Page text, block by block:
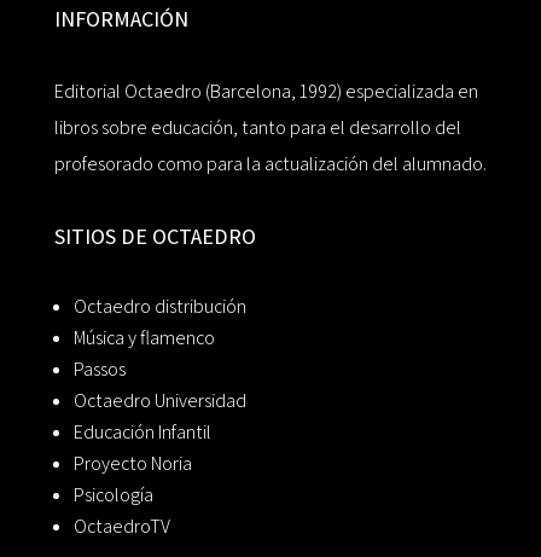
INFORMACIÓN
Editorial Octaedro (Barcelona, 1992) especializada en
libros sobre educación, tanto para el desarrollo del
profesorado como para la actualización del alumnado.
SITIOS DE OCTAEDRO
Octaedro distribución
Música y flamenco
Passos
Octaedro Universidad
Educación Infantil
Proyecto Noria
Psicología
OctaedroTV